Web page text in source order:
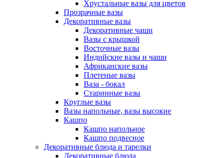
Хрустальные вазы для цветов
Прозрачные вазы
Декоративные вазы
Декоративные чаши
Вазы с крышкой
Восточные вазы
Индийские вазы и чаши
Африканские вазы
Плетеные вазы
Ваза - бокал
Старинные вазы
Круглые вазы
Вазы напольные, вазы высокие
Кашпо
Кашпо напольное
Кашпо подвесное
Декоративные блюда и тарелки
Декоративные блюда